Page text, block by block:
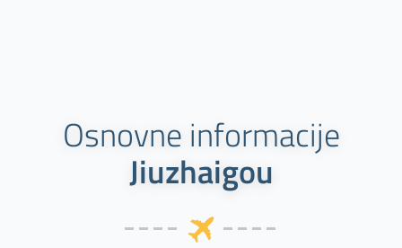
Osnovne informacije
Jiuzhaigou